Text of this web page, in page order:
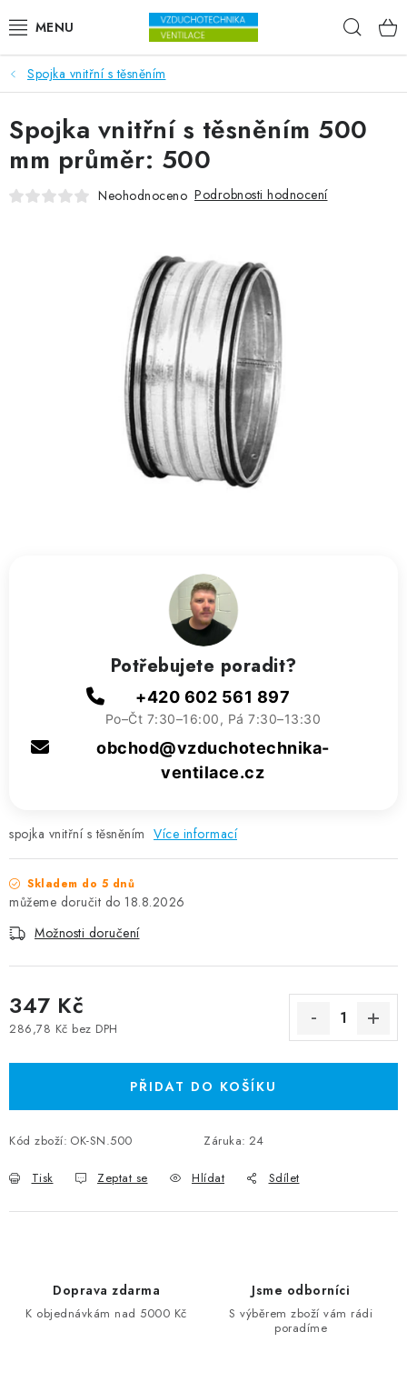
VENTILÁTORY
VZDUCHOTECHNIKA
REKUPERACE
ZVLHČOVAČE VZDUCHU PRŮMYSLOVÉ
NAHŘÍVACÍ POLŠTÁŘEK S LÁVOVÝM PÍSKEM
Kontakty
Spojka vnitřní s těsněním
spojka vnitřní s těsněním Více informací
Skladem do 5 dnů
18.8.2026
Možnosti doručení
347 Kč
286,78 Kč bez DPH
PŘIDAT DO KOŠÍKU
Kód zboží: OK-SN.500 Záruka: 24
Tisk Zeptat se Hlídat Sdílet
Spojka vnitřní s těsněním 500
mm průměr: 500
Neohodnoceno Podrobnosti hodnocení
Potřebujete poradit?
+420 602 561 897
Po–Čt 7:30–16:00, Pá 7:30–13:30
obchod@vzduchotechnika-
ventilace.cz
Doprava zdarma
K objednávkám nad 5000 Kč
Jsme odborníci
S výběrem zboží vám rádi
poradíme